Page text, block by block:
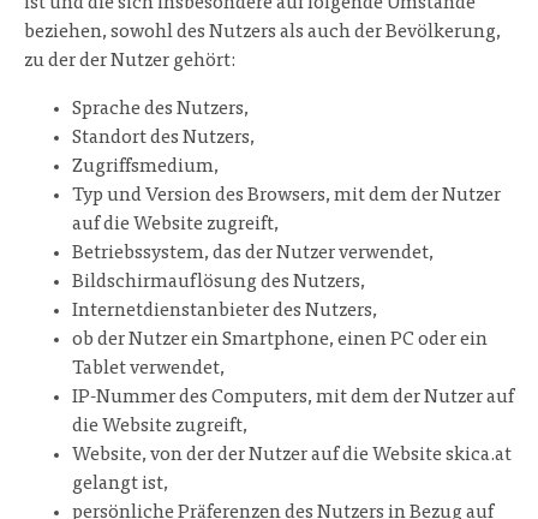
beziehen, sowohl des Nutzers als auch der Bevölkerung,
zu der der Nutzer gehört:
Sprache des Nutzers,
Standort des Nutzers,
Zugriffsmedium,
Typ und Version des Browsers, mit dem der Nutzer
auf die Website zugreift,
Betriebssystem, das der Nutzer verwendet,
Bildschirmauflösung des Nutzers,
Internetdienstanbieter des Nutzers,
ob der Nutzer ein Smartphone, einen PC oder ein
Tablet verwendet,
IP-Nummer des Computers, mit dem der Nutzer auf
die Website zugreift,
Website, von der der Nutzer auf die Website skica.at
gelangt ist,
persönliche Präferenzen des Nutzers in Bezug auf